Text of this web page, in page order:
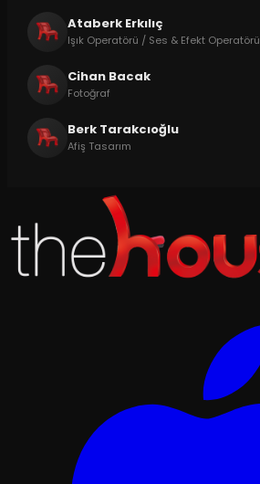
Ataberk Erkılıç
Işık Operatörü / Ses & Efekt Operatörü
Cihan Bacak
Fotoğraf
Berk Tarakcıoğlu
Afiş Tasarım